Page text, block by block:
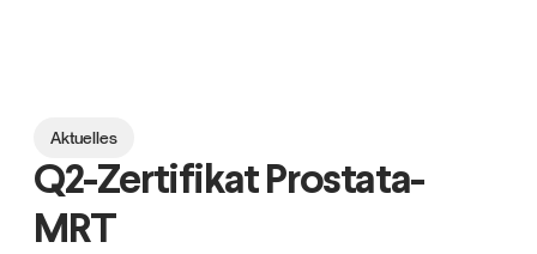
Aktuelles
Q2-Zertifikat Prostata-
MRT